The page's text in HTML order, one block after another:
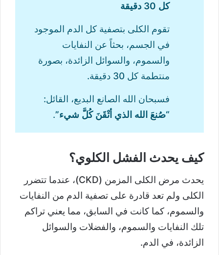
كل 30 دقيقة
تقوم الكلى بتصفية كل الدم الموجود
في الجسم، بحثاً عن النفايات
والسموم، والسوائل الزائدة، بصورة
منتطمة كل 30 دقيقة.
فسبحان الله الصانع البديع، القائل:
“صُنعَ الله الذي أتْقَنَ كُلَّ شيء”.
كيف يحدث الفشل الكلوي؟
يحدث مرض الكلى المزمن (CKD)، عندما تتضرر
الكلى ولم تعد قادرة على تصفية الدم من النفايات
والسموم، كما كانت في السابق، مما يعني تراكم
تلك النفايات والسموم، والفضلات والسوائل
الزائدة، في الدم.